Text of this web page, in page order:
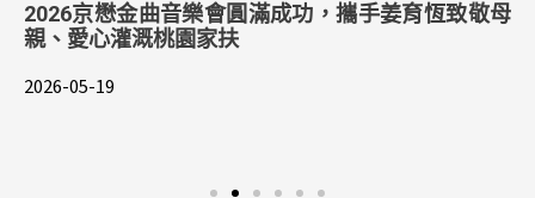
2026京懋金曲音樂會圓滿成功，攜手姜育恆致敬母
親、愛心灌溉桃園家扶
2026-05-19